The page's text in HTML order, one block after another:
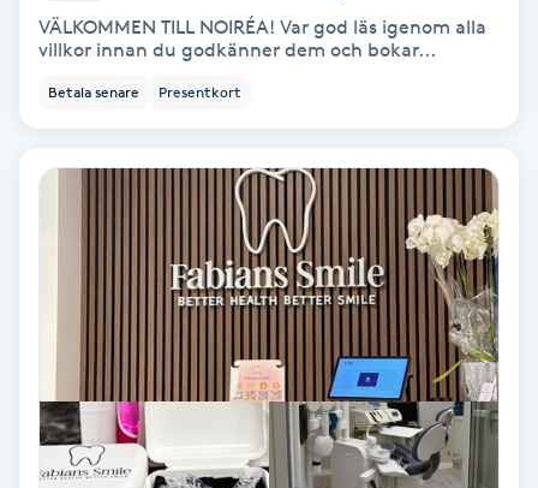
Massage
Medial vägledning
Medicinsk massage
Megavolymfransar
Melasma
VÄLKOMMEN TILL NOIRÉA! Var god läs igenom alla
villkor innan du godkänner dem och bokar...
Betala senare Presentkort